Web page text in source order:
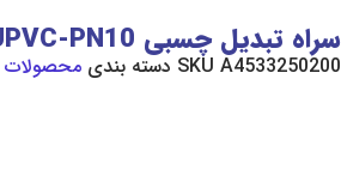
سراه تبدیل چسبی UPVC-PN10 پیمتاش ترکیه
SKU A4533250200 دسته بندی محصولات